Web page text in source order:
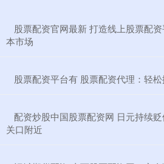
股票配资官网最新 打造线上股票配
本市场
股票配资平台有 股票配资代理：轻
配资炒股中国股票配资网 日元持续
关口附近